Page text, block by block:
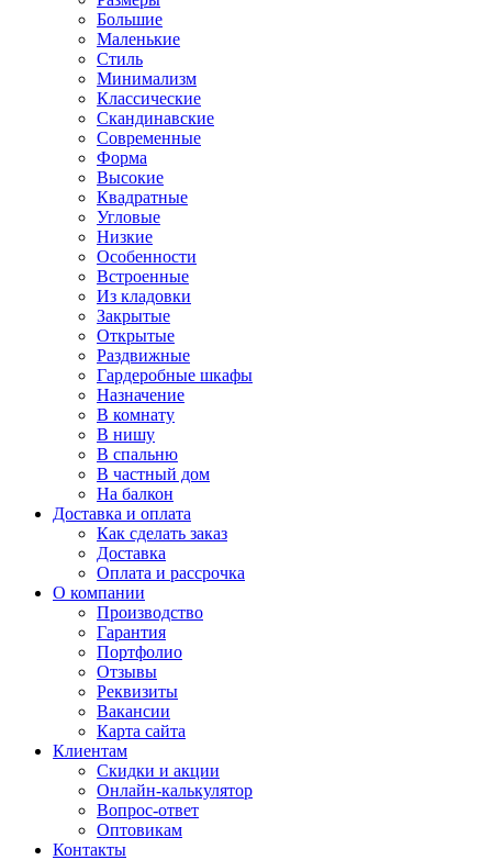
Большие
Маленькие
Стиль
Минимализм
Классические
Скандинавские
Современные
Форма
Высокие
Квадратные
Угловые
Низкие
Особенности
Встроенные
Из кладовки
Закрытые
Открытые
Раздвижные
Гардеробные шкафы
Назначение
В комнату
В нишу
В спальню
В частный дом
На балкон
Доставка и оплата
Как сделать заказ
Доставка
Оплата и рассрочка
О компании
Производство
Гарантия
Портфолио
Отзывы
Реквизиты
Вакансии
Карта сайта
Клиентам
Скидки и акции
Онлайн-калькулятор
Вопрос-ответ
Оптовикам
Контакты